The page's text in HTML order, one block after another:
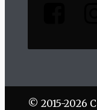
© 2015-2026